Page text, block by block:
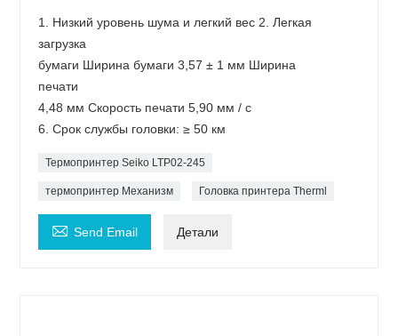
1. Низкий уровень шума и легкий вес 2. Легкая
загрузка
бумаги Ширина бумаги 3,57 ± 1 мм Ширина
печати
4,48 мм Скорость печати 5,90 мм / с
6. Срок службы головки: ≥ 50 км
Термопринтер Seiko LTP02-245
термопринтер Механизм Головка принтера Therml
 Send Email Детали